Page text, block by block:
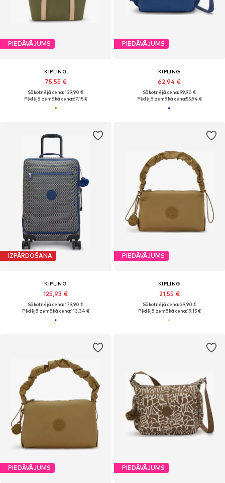
PIEDĀVĀJUMS
KIPLING
75,55 €
Sākotnējā cena: 139,90 €
Pēdējā zemākā cena:67,15 €
PIEDĀVĀJUMS
KIPLING
62,94 €
Sākotnējā cena: 99,90 €
Pēdējā zemākā cena:55,94 €
IZPĀRDOŠANA
KIPLING
125,93 €
Sākotnējā cena: 179,90 €
Pēdējā zemākā cena:113,34 €
PIEDĀVĀJUMS
KIPLING
21,55 €
Sākotnējā cena: 39,90 €
Pēdējā zemākā cena:19,15 €
PIEDĀVĀJUMS PIEDĀVĀJUMS